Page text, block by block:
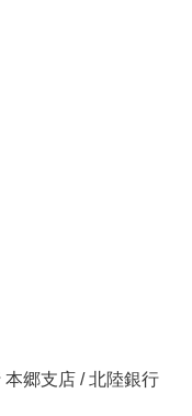
郷支店 / 北陸銀行